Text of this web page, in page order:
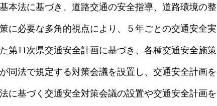
本法に基づき、道路交通の安全指導、道路環境の整
に必要な多角的視点により、５年ごとの交通安全実
第11次県交通安全計画に基づき、各種交通安全施策
同法で規定する対策会議を設置し、交通安全計画を
に基づく交通安全対策会議の設置や交通安全計画を